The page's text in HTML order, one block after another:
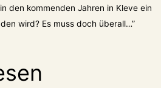
den kommenden Jahren in Kleve ein
wird? Es muss doch überall…”